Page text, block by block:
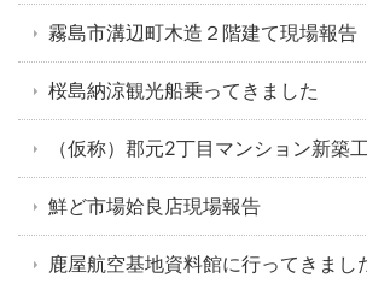
霧島市溝辺町木造２階建て現場報告
桜島納涼観光船乗ってきました
（仮称）郡元2丁目マンション新築
鮮ど市場姶良店現場報告
鹿屋航空基地資料館に行ってきまし